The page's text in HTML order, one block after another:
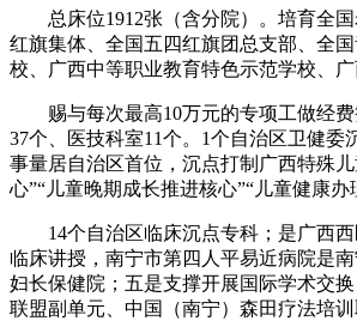
总床位1912张（含分院）。培育全国
红旗集体、全国五四红旗团总支部、全
校、广西中等职业教育特色示范学校、
赐与每次最高10万元的专项工做经费
37个、医技科室11个。1个自治区卫健
事量居自治区首位，沉点打制广西特殊
心”“儿童晚期成长推进核心”“儿童健康
14个自治区临床沉点专科；是广西西
临床讲授，南宁市第四人平易近病院是
妇长保健院；五是支撑开展国际学术交
联盟副单元、中国（南宁）森田疗法培训